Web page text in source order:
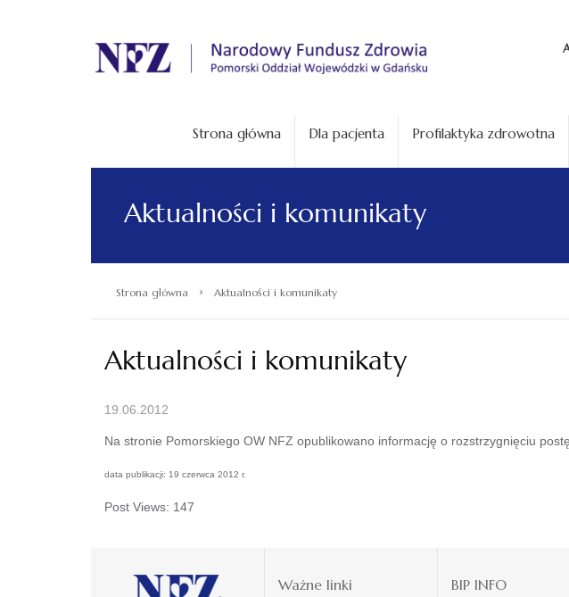
.
Strona główna Dla pacjenta Profilaktyka zdrowotna
Aktualności i komunikaty
Strona główna › Aktualności i komunikaty
Aktualności i komunikaty
19.06.2012
Na stronie Pomorskiego OW NFZ opublikowano informację o rozstrzygnięciu
data publikacji: 19 czerwca 2012 r.
Post Views: 147
Ważne linki BIP INFO